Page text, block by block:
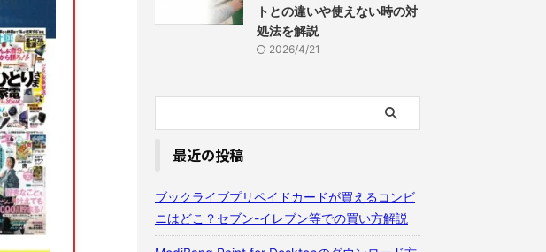
トとの違いや使えない時の対
処法を解説
2026/4/21
最近の投稿
ブックライブプリペイドカードが買えるコンビ
ニはどこ？セブン-イレブン等での買い方解説